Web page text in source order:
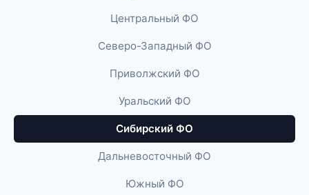
Центральный ФО
Северо-Западный ФО
Приволжский ФО
Уральский ФО
Сибирский ФО
Дальневосточный ФО
Южный ФО